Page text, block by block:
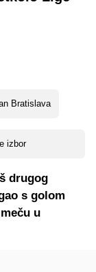
Bratislava
izbor
drugog
s golom
u